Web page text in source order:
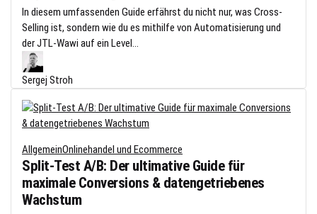
In diesem umfassenden Guide erfährst du nicht nur, was Cross-
Selling ist, sondern wie du es mithilfe von Automatisierung und
der JTL-Wawi auf ein Level...
Sergej Stroh
AllgemeinOnlinehandel und Ecommerce
Split-Test A/B: Der ultimative Guide für
maximale Conversions & datengetriebenes
Wachstum